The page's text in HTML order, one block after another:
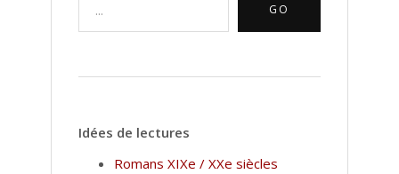
GO
Idées de lectures
Romans XIXe / XXe siècles